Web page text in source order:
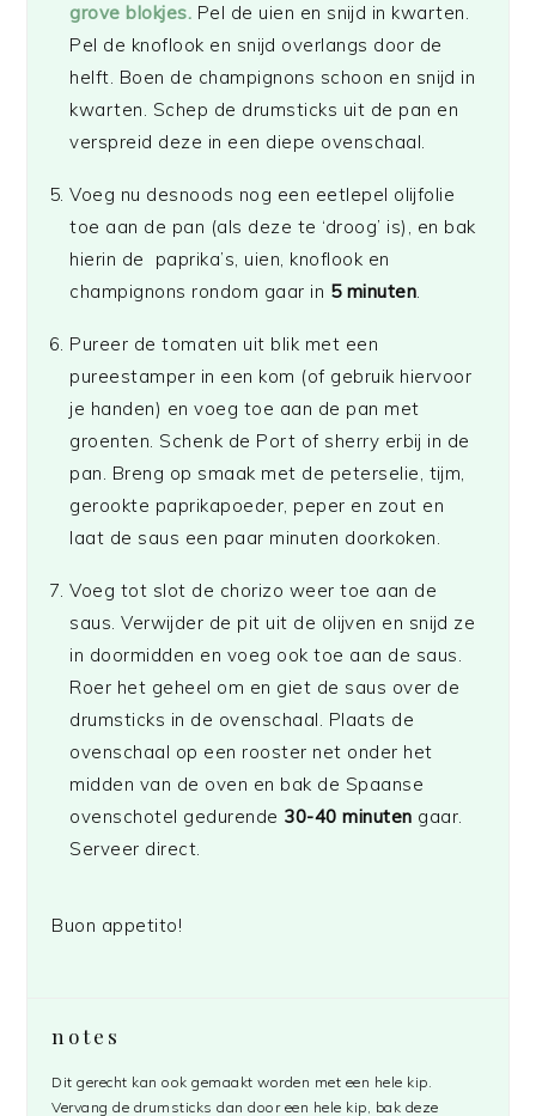
grove blokjes. Pel de uien en snijd in kwarten.
Pel de knoflook en snijd overlangs door de
helft. Boen de champignons schoon en snijd in
kwarten. Schep de drumsticks uit de pan en
verspreid deze in een diepe ovenschaal.
Voeg nu desnoods nog een eetlepel olijfolie
toe aan de pan (als deze te ‘droog’ is), en bak
hierin de paprika’s, uien, knoflook en
champignons rondom gaar in 5 minuten.
Pureer de tomaten uit blik met een
pureestamper in een kom (of gebruik hiervoor
je handen) en voeg toe aan de pan met
groenten. Schenk de Port of sherry erbij in de
pan. Breng op smaak met de peterselie, tijm,
gerookte paprikapoeder, peper en zout en
laat de saus een paar minuten doorkoken.
Voeg tot slot de chorizo weer toe aan de
saus. Verwijder de pit uit de olijven en snijd ze
in doormidden en voeg ook toe aan de saus.
Roer het geheel om en giet de saus over de
drumsticks in de ovenschaal. Plaats de
ovenschaal op een rooster net onder het
midden van de oven en bak de Spaanse
ovenschotel gedurende 30-40 minuten gaar.
Serveer direct.
Buon appetito!
notes
Dit gerecht kan ook gemaakt worden met een hele kip.
Vervang de drumsticks dan door een hele kip, bak deze